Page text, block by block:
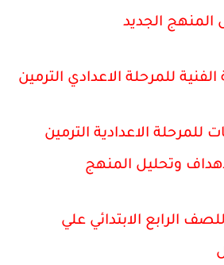
المنهج الجديد
للمرحلة الاعدادي الترمين
للمرحلة الاعدادية الترمين
وتحليل المنهج
الرابع الابتدائي علي